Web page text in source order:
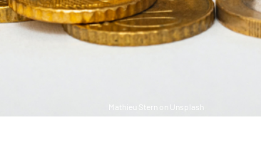
Mathieu Stern on Unsplash